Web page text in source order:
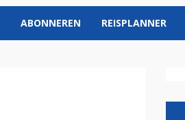
ABONNEREN REISPLANNER